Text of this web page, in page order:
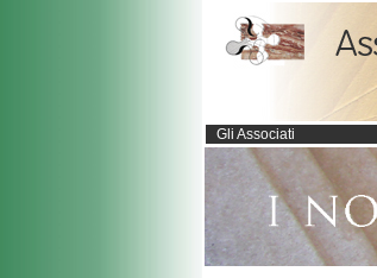
Gli Associati